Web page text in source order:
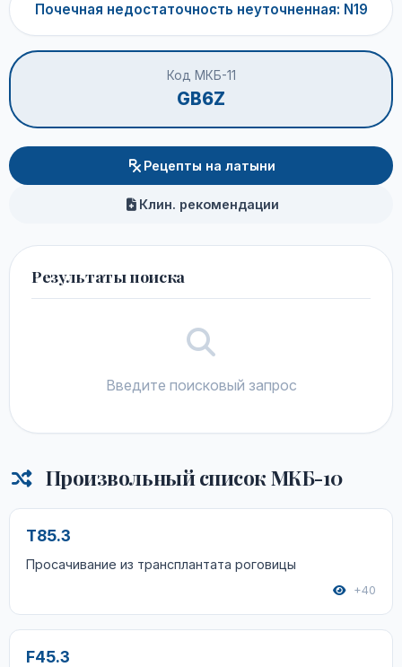
Почечная недостаточность неуточненная: N19
Код МКБ-11
GB6Z
Рецепты на латыни
Клин. рекомендации
Результаты поиска
Введите поисковый запрос
Произвольный список МКБ-10
T85.3
Просачивание из трансплантата роговицы
+40
F45.3